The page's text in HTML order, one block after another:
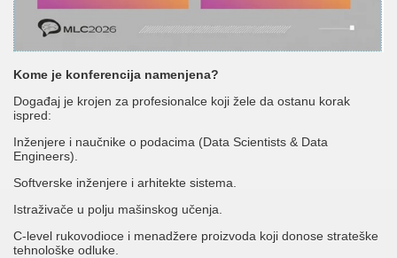
Kome je konferencija namenjena?
Događaj je krojen za profesionalce koji žele da ostanu korak
ispred:
Inženjere i naučnike o podacima (Data Scientists & Data
Engineers).
Softverske inženjere i arhitekte sistema.
Istraživače u polju mašinskog učenja.
C-level rukovodioce i menadžere proizvoda koji donose strateške
tehnološke odluke.